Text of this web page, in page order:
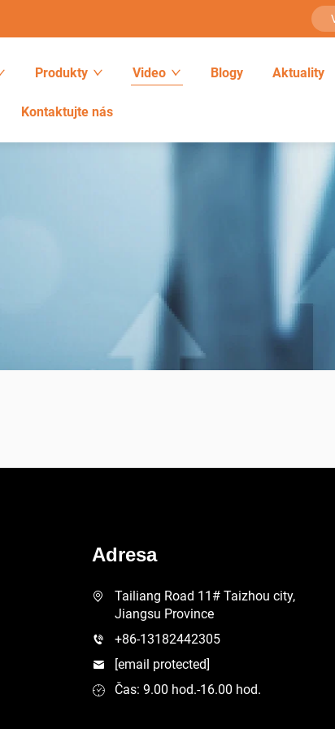
Produkty Video Blogy Aktuality
Kontaktujte nás
Adresa
Tailiang Road 11# Taizhou city,
Jiangsu Province
+86-13182442305
[email protected]
Čas: 9.00 hod.-16.00 hod.